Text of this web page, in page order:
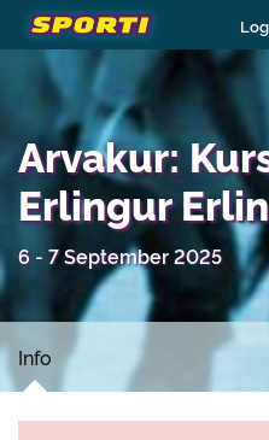
Arvakur:
Erlingur
6 - 7 September 2025
Info